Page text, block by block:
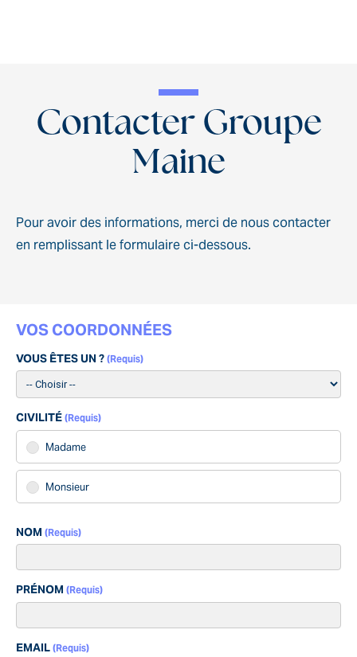
Contacter Groupe
Maine
Pour avoir des informations, merci de nous contacter
en remplissant le formulaire ci-dessous.
VOS COORDONNÉES
VOUS ÊTES UN ? (Requis)
CIVILITÉ (Requis)
Madame
Monsieur
NOM (Requis)
PRÉNOM (Requis)
EMAIL (Requis)